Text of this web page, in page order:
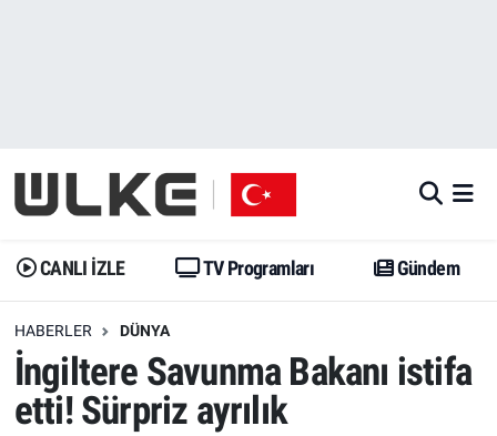
CANLI İZLE TV Programları Gündem
HABERLER DÜNYA
İngiltere Savunma Bakanı istifa
etti! Sürpriz ayrılık
Gündem
Dünya
Erişim Bilgileri
Ekonomi
Gündem
Trend
Erişim Bilgileri
Spor
İstanbul Namaz Vakitleri
Trafik Durumu
Erişim Bilgileri
Tüm Manşetler